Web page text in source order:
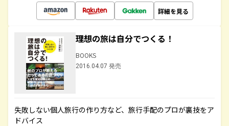
詳細を見る
理想の旅は自分でつくる！
BOOKS
2016.04.07 発売
失敗しない個人旅行の作り方など、旅行手配のプロが裏技をア
ドバイス